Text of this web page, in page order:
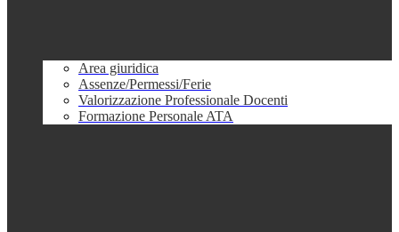
Area giuridica
Assenze/Permessi/Ferie
Valorizzazione Professionale Docenti
Formazione Personale ATA